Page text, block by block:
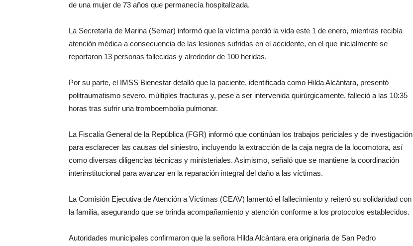
de una mujer de 73 años que permanecía hospitalizada.
La Secretaría de Marina (Semar) informó que la víctima perdió la vida este 1 de enero, mientras recibía
atención médica a consecuencia de las lesiones sufridas en el accidente, en el que inicialmente se
reportaron 13 personas fallecidas y alrededor de 100 heridas.
Por su parte, el IMSS Bienestar detalló que la paciente, identificada como Hilda Alcántara, presentó
politraumatismo severo, múltiples fracturas y, pese a ser intervenida quirúrgicamente, falleció a las 10:35
horas tras sufrir una tromboembolia pulmonar.
La Fiscalía General de la República (FGR) informó que continúan los trabajos periciales y de investigación
para esclarecer las causas del siniestro, incluyendo la extracción de la caja negra de la locomotora, así
como diversas diligencias técnicas y ministeriales. Asimismo, señaló que se mantiene la coordinación
interinstitucional para avanzar en la reparación integral del daño a las víctimas.
La Comisión Ejecutiva de Atención a Víctimas (CEAV) lamentó el fallecimiento y reiteró su solidaridad con
la familia, asegurando que se brinda acompañamiento y atención conforme a los protocolos establecidos.
Autoridades municipales confirmaron que la señora Hilda Alcántara era originaria de San Pedro